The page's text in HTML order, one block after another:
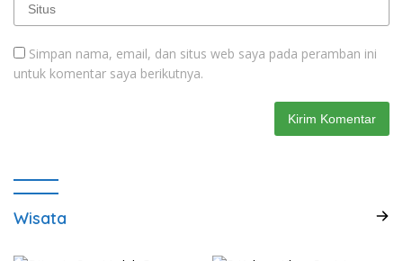
Simpan nama, email, dan situs web saya pada peramban ini
untuk komentar saya berikutnya.
Wisata